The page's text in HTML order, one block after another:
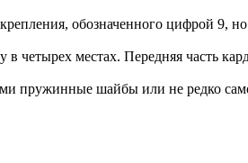
обозначенного цифрой 9,
местах. Передняя часть
пружинные шайбы или не редко